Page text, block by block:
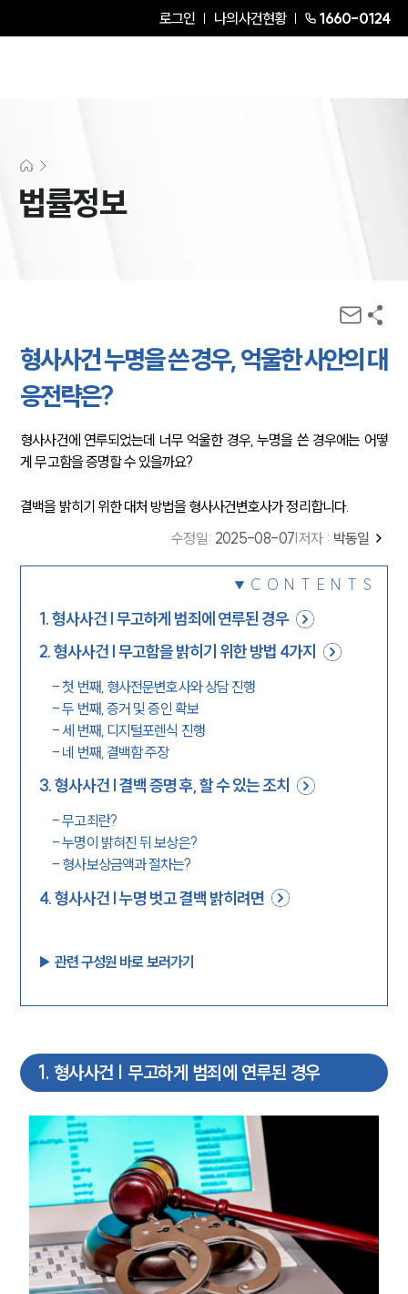
로그인 나의사건현황 1660-0124
법률정보
형사사건 누명을 쓴 경우, 억울한 사안의 대
응전략은?
형사사건에 연루되었는데 너무 억울한 경우, 누명을 쓴 경우에는 어떻
게 무고함을 증명할 수 있을까요?
결백을 밝히기 위한 대처 방법을 형사사건변호사가 정리합니다.
수정일: 2025-08-07 저자 : 박동일
CONTENTS
1.형사사건 | 무고하게 범죄에 연루된 경우
2.형사사건 | 무고함을 밝히기 위한 방법 4가지
-첫 번째, 형사전문변호사와 상담 진행
-두 번째, 증거 및 증인 확보
- 세 번째, 디지털포렌식 진행
- 네 번째, 결백함 주장
3.형사사건 | 결백 증명 후, 할 수 있는 조치
-무고죄란?
-누명이 밝혀진 뒤 보상은?
- 형사보상금액과 절차는?
4.형사사건 | 누명 벗고 결백 밝히려면
▶︎ 관련 구성원 바로 보러가기
1. 형사사건 | 무고하게 범죄에 연루된 경우